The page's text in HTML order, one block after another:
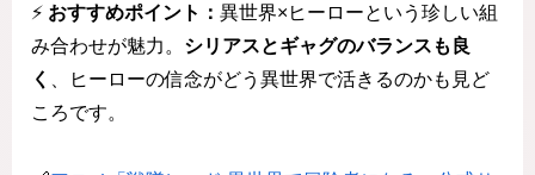
⚡ おすすめポイント： 異世界×ヒーローという珍しい組
み合わせが魅力。 シリアスとギャグのバランスも良
く
、ヒーローの信念がどう異世界で活きるのかも見ど
ころです。